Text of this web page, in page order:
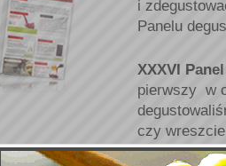
i
Panelu
XXXVI Panel
pierwszy w
czy
9 różnych